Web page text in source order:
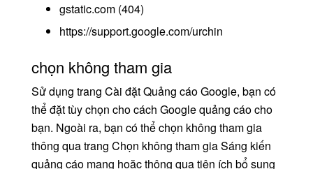
gstatic.com (404)
https://support.google.com/urchin
chọn không tham gia
Sử dụng trang Cài đặt Quảng cáo Google, bạn có
thể đặt tùy chọn cho cách Google quảng cáo cho
bạn. Ngoài ra, bạn có thể chọn không tham gia
thông qua trang Chọn không tham gia Sáng kiến
quảng cáo mạng hoặc thông qua tiện ích bổ sung